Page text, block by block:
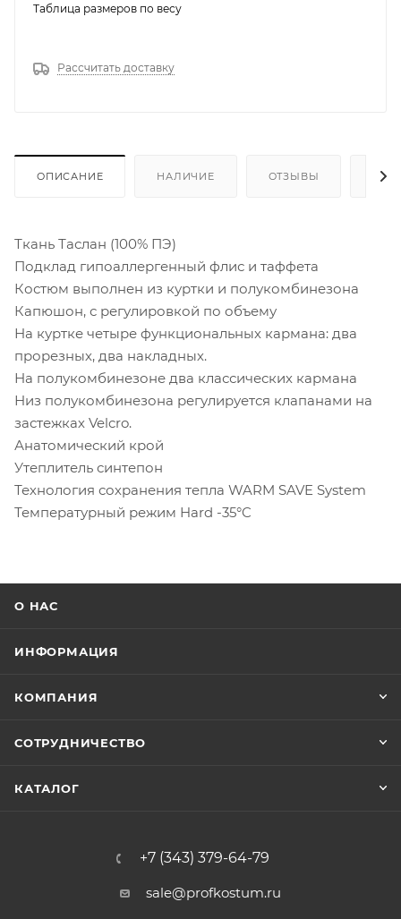
Таблица размеров по весу
Рассчитать доставку
ОПИСАНИЕ НАЛИЧИЕ ОТЗЫВЫ
Ткань Таслан (100% ПЭ)
Подклад гипоаллергенный флис и таффета
Костюм выполнен из куртки и полукомбинезона
Капюшон, с регулировкой по объему
На куртке четыре функциональных кармана: два
прорезных, два накладных.
На полукомбинезоне два классических кармана
Низ полукомбинезона регулируется клапанами на
застежках Velcro.
Анатомический крой
Утеплитель синтепон
Технология сохранения тепла WARM SAVE System
Температурный режим Hard -35°C
О НАС
ИНФОРМАЦИЯ
КОМПАНИЯ
СОТРУДНИЧЕСТВО
КАТАЛОГ
+7 (343) 379-64-79
sale@profkostum.ru